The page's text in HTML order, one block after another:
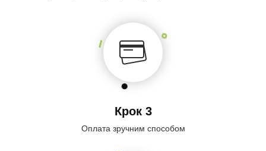
Крок 3
Оплата зручним способом